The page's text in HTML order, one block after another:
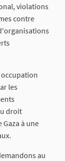
violations
contre
occupation
les
droit
à une
au